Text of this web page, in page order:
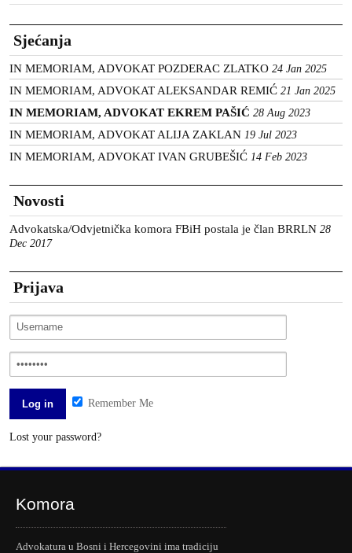
Sjećanja
IN MEMORIAM, ADVOKAT POZDERAC ZLATKO 24 Jan 2025
IN MEMORIAM, ADVOKAT ALEKSANDAR REMIĆ 21 Jan 2025
IN MEMORIAM, ADVOKAT EKREM PAŠIĆ 28 Aug 2023
IN MEMORIAM, ADVOKAT ALIJA ZAKLAN 19 Jul 2023
IN MEMORIAM, ADVOKAT IVAN GRUBEŠIĆ 14 Feb 2023
Novosti
Advokatska/Odvjetnička komora FBiH postala je član BRRLN 28
Dec 2017
Prijava
Remember Me
Lost your password?
Komora
Advokatura u Bosni i Hercegovini ima tradiciju